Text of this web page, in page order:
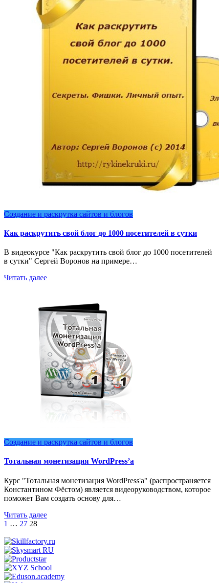
Создание и раскрутка сайтов и блогов
Как раскрутить свой блог до 1000 посетителей в сутки
В видеокурсе "Как раскрутить свой блог до 1000 посетителей
в сутки" Сергей Воронов на примере…
Читать далее
Создание и раскрутка сайтов и блогов
Тотальная монетизация WordPress’а
Курс "Тотальная монетизация WordPress'а" (распространяется
Константином Фёстом) является видеоруководством, которое
поможет Вам создать основу для…
Читать далее
Пагинация
записей
1 … 27 28